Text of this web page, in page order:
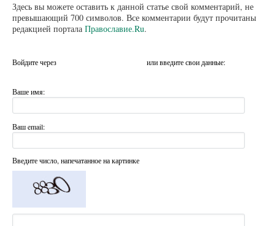
Здесь вы можете оставить к данной статье свой комментарий, не
превышающий 700 символов. Все комментарии будут прочитаны
редакцией портала Православие.Ru.
Войдите через или введите свои данные:
Ваше имя:
Ваш email:
Введите число, напечатанное на картинке